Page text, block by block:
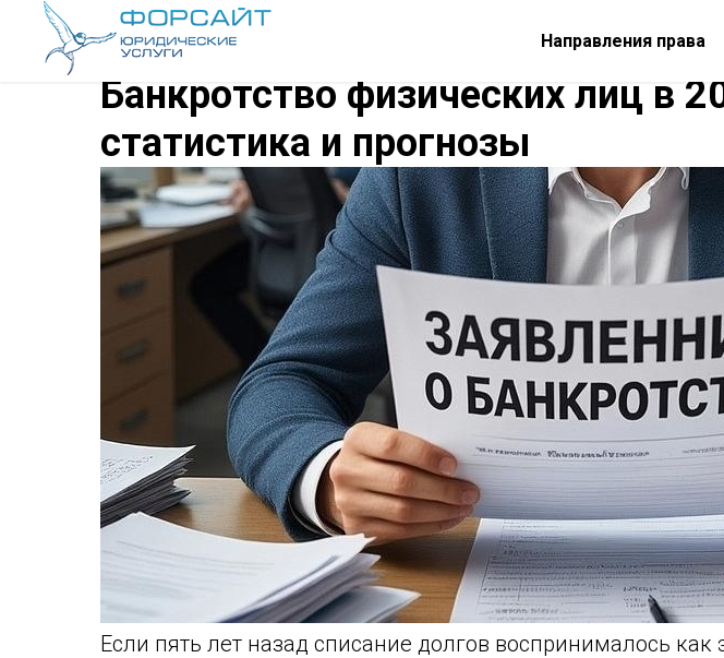
Направления права
Банкротство физических лиц в
статистика и прогнозы
Если пять лет назад списание долгов воспринималось как